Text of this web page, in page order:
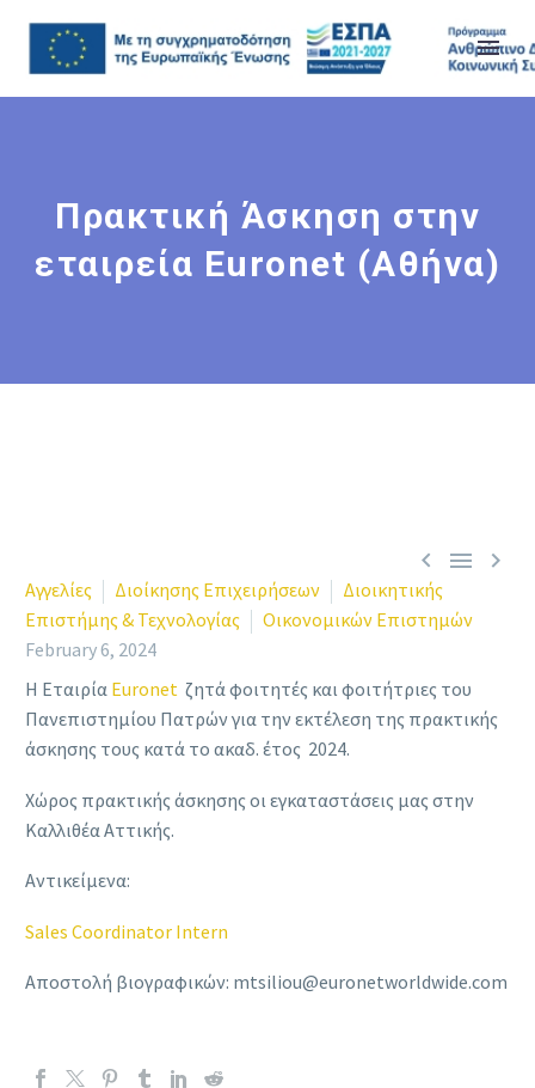
Πρακτική Άσκηση στην
εταιρεία Euronet (Αθήνα)
  
Αγγελίες Διοίκησης Επιχειρήσεων
Διοικητικής
Επιστήμης & Τεχνολογίας
Οικονομικών Επιστημών
February 6, 2024
Η Εταιρία Euronet ζητά φοιτητές και φοιτήτριες του
Πανεπιστημίου Πατρών για την εκτέλεση της πρακτικής
άσκησης τους κατά το ακαδ. έτος 2024.
Χώρος πρακτικής άσκησης οι εγκαταστάσεις μας στην
Καλλιθέα Αττικής.
Αντικείμενα:
Sales Coordinator Intern
Αποστολή βιογραφικών: mtsiliou@euronetworldwide.com